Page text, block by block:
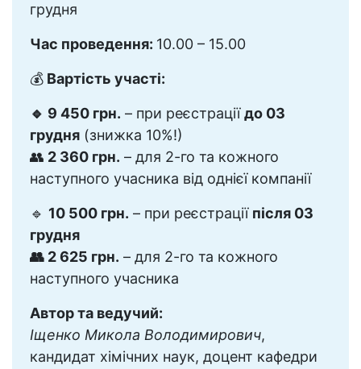
грудня
Час проведення: 10.00 – 15.00
💰 Вартість участі:
🔹 9 450 грн. – при реєстраціїдо 03
грудня (знижка 10%!)
👥 2 360 грн. – для 2-го та кожного
наступного учасника від однієї компанії
🔹 10 500 грн. – при реєстрації після 03
грудня
👥 2 625 грн. – для 2-го та кожного
наступного учасника
Автор та ведучий:
Іщенко Микола Володимирович,
кандидат хімічних наук, доцент кафедри